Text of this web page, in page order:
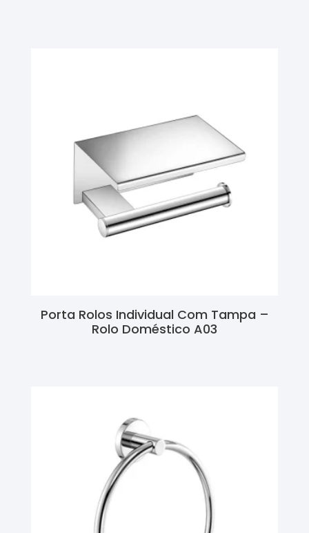
Porta Rolos Individual Com Tampa –
Rolo Doméstico A03